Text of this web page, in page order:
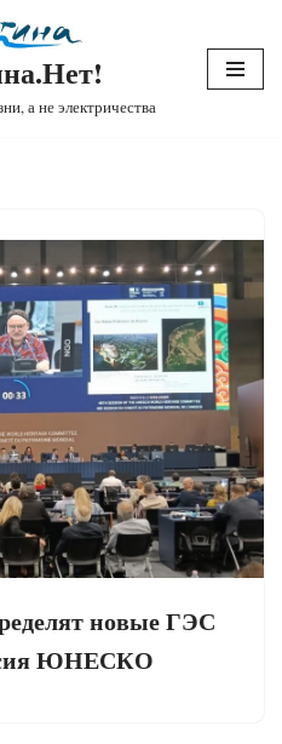
а не электричества
новые ГЭС
ЮНЕСКО